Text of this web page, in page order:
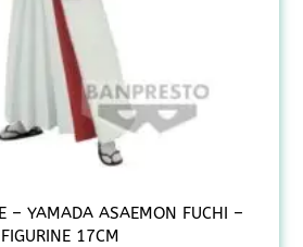
– YAMADA ASAEMON FUCHI –
FIGURINE 17CM